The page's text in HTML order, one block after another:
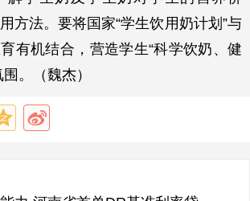
方法。要将国家“学生饮用奶计划”与
有机结合，营造学生“科学饮奶、健
。（魏杰）